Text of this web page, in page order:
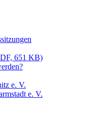
651 KB)
e. V.
e. V.